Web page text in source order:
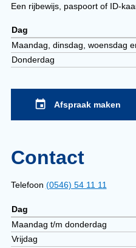
Een rijbewijs, paspoort of ID-
Openingstijden
Dag
Maandag, dinsdag, woensdag
Donderdag
Afspraak maken
Contact
Telefoon (0546) 54 11 11
Telefonisch
bereikbaar
Dag
Maandag t/m donderdag
Vrijdag